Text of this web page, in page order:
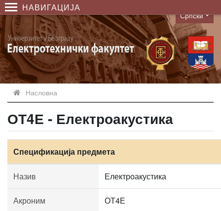
НАВИГАЦИЈА
Language
Српски
Насловна
ОТ4Е - Електроакустика
Спецификација предмета
Назив Електроакустика
Акроним ОТ4Е